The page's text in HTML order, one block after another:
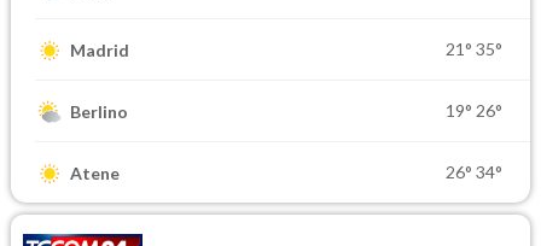
Madrid 21° 35°
Berlino 19° 26°
Atene 26° 34°